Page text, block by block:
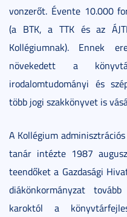
vonzerőt. Évente 10.000
(a BTK, a TTK és az
Kollégiumnak). Ennek
növekedett a
irodalomtudományi és
több jogi szakkönyvet is
A Kollégium
tanár intézte 1987
teendőket a Gazdasági
diákönkormányzat
karoktól a